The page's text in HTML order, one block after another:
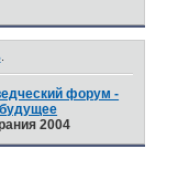
.
форум -
2004